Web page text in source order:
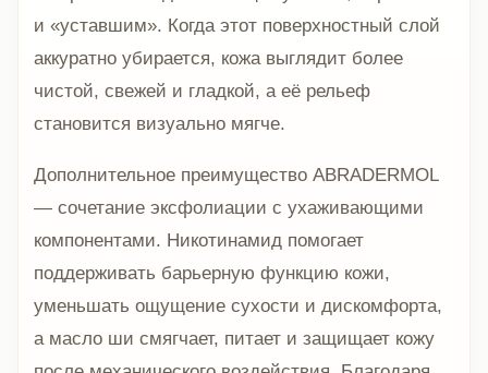
и «уставшим». Когда этот поверхностный слой
аккуратно убирается, кожа выглядит более
чистой, свежей и гладкой, а её рельеф
становится визуально мягче.
Дополнительное преимущество ABRADERMOL
— сочетание эксфолиации с ухаживающими
компонентами. Никотинамид помогает
поддерживать барьерную функцию кожи,
уменьшать ощущение сухости и дискомфорта,
а масло ши смягчает, питает и защищает кожу